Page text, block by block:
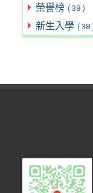
榮譽榜 ( 38 )
新生入學 ( 38